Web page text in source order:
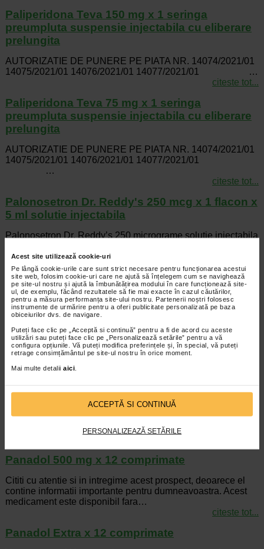
Acest site utilizează cookie-uri
Pe lângă cookie-urile care sunt strict necesare pentru funcționarea acestui
site web, folosim cookie-uri care ne ajută să înțelegem cum se navighează
pe site-ul nostru și ajută la îmbunătățirea modului în care funcționează site-
ul, de exemplu, făcând rezultatele să fie mai exacte în cazul căutărilor,
pentru a măsura performanța site-ului nostru. Partenerii noștri folosesc
instrumente de urmărire pentru a oferi publicitate personalizată pe baza
obiceiurilor dvs. de navigare.
Puteți face clic pe „Acceptă si continuă” pentru a fi de acord cu aceste
utilizări sau puteți face clic pe „Personalizează setările” pentru a vă
configura opțiunile. Vă puteți modifica preferințele și, în special, vă puteți
retrage consimțământul pe site-ul nostru în orice moment.
Mai multe detalii aici
ACCEPTĂ SI CONTINUĂ
PERSONALIZEAZĂ SETĂRILE
Paliperidona Teva 150 mg x 1 seringa
preumpluta suspensie injectabila cu eliberare
prelungita
AUTORIZATIE DE PUNERE PE PIATA NR. 14074/2021/01
14075/2021/01 14076/2021/01 14077/2021/01 …
citeste tot...
Paliperidona Teva 75 mg x 1 seringa
preumpluta suspensie injectabila cu eliberare
prelungita
AUTORIZATIE DE PUNERE PE PIATA NR. 14074/2021/01
14075/2021/01 14076/2021/01 14077/2021/01
…
citeste tot...
Palonosetron Dr. Reddy's 250 mcg x 1 flacon x
5 ml solutie injectabila
Palonosetron Dr. Reddy’s 250 micrograme solutie injectabila
inainte de a incepe…
citeste tot...
Palonosetron Fresenius Kabi 250 mcg x 1
seringa preumpluta x 5 ml
Prospect: informatii pentru utilizator Palonosetron
Fresenius Kabi 250 micrograme solutie injectabila in seringa
preumpluta Cititi cu atentie…
Palonosetron Fresenius Kabi 250 mcg x 1
Palonosetron Fresenius Kabi 250 micrograme solutie
injectabila in seringa preumpluta palonosetron Cititi cu
atentie si in intregime acest prospect…
Panadol 500 mg x 12 comprimate
Cititi cu atentie si in intregime acest prospect, deoarece el
contine informatii importante pentru dumneavoastra. Acest
medicament este disponibil fara…
citeste tot...
Panadol Extra x 12 comprimate